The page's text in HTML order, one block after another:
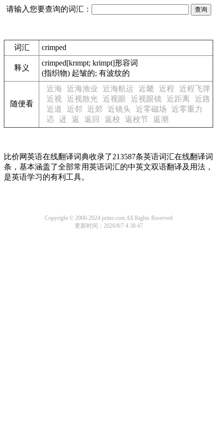
请输入您要查询的词汇：
词汇 crimped
释义
crimped[krɪmpt; krimpt]形容词
(指织物) 起皱的; 有波纹的
随便看
近海 近海渔业 近海航运 近畿 近程
近程飞弹
近视 近视散光 近视眼 近视眼镜 近距离
近路
近道
近邻 近郊 近镜头 近零磁场
近零重力
迒 迓 返 返回 返校 返校节 返潮
比价网英语在线翻译词典收录了213587条英语词汇在线翻译词
条，基本涵盖了全部常用英语词汇的中英文双语翻译及用法，
是英语学习的有利工具。
Copyright © 2000-2024 pritre.com All Rights Reserved
更新时间：2026/8/7 4:38:47